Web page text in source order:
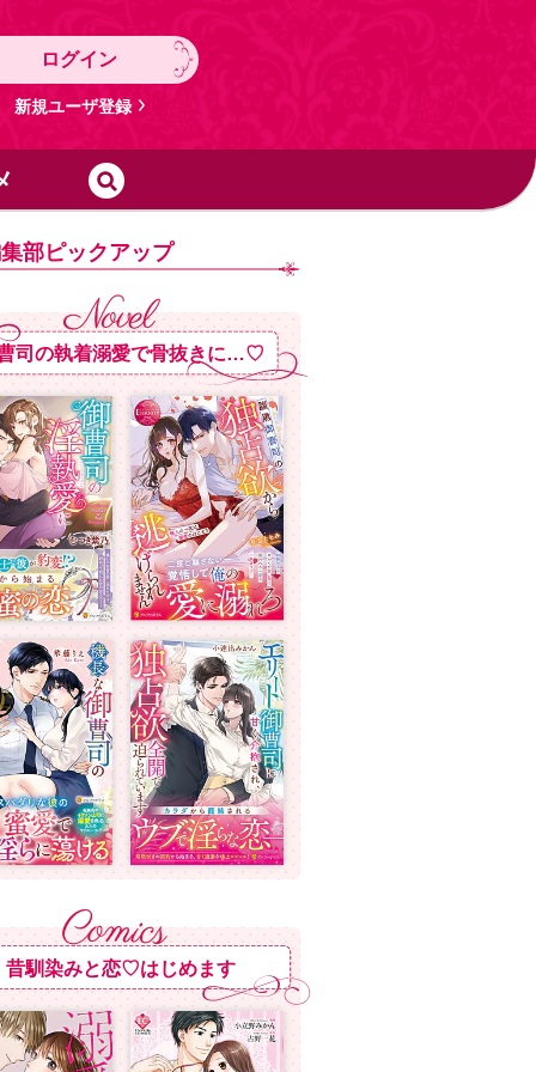
ログイン
新規ユーザ登録
部ピックアップ
司の執着溺愛で骨抜きに…♡
昔馴染みと恋♡はじめます